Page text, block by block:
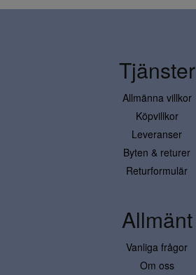
Tjänster
Allmänna villkor
Köpvillkor
Leveranser
Byten & returer
Returformulär
Allmänt
Vanliga frågor
Om oss